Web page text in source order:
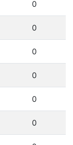
0
0
0
0
0
0